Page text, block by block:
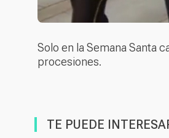
Solo en la Semana Santa
procesiones.
TE PUEDE